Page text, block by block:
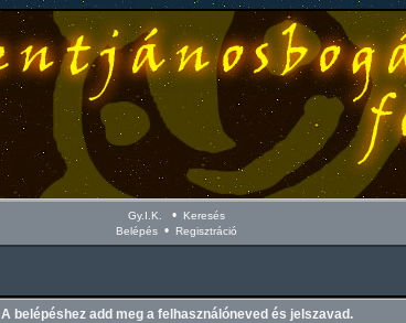
Gy.I.K. •
Keresés
Belépés • Regisztráció
A belépéshez add meg a felhasználóneved és jelszavad.